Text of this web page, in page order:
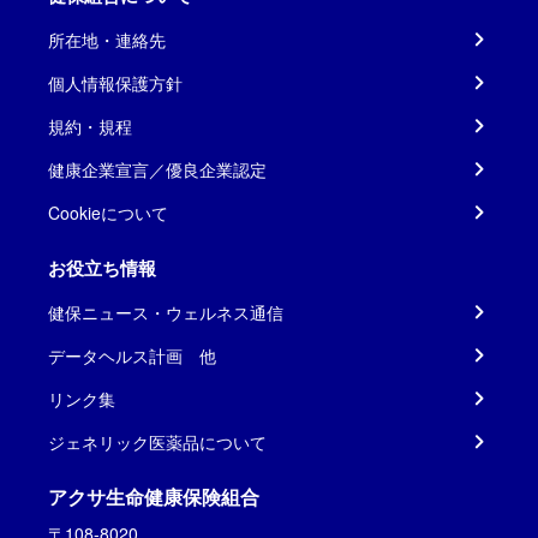
所在地・連絡先
個人情報保護方針
規約・規程
健康企業宣言／優良企業認定
Cookieについて
お役立ち情報
健保ニュース・ウェルネス通信
データヘルス計画 他
リンク集
ジェネリック医薬品について
アクサ生命健康保険組合
〒108-8020